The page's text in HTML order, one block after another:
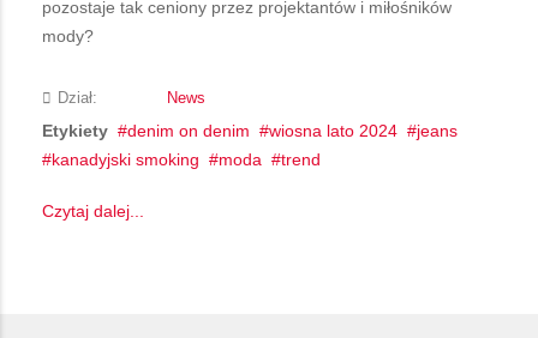
pozostaje tak ceniony przez projektantów i miłośników
mody?
Dział: News
Etykiety denim on denim wiosna lato 2024
jeans
kanadyjski smoking
moda trend
Czytaj dalej...